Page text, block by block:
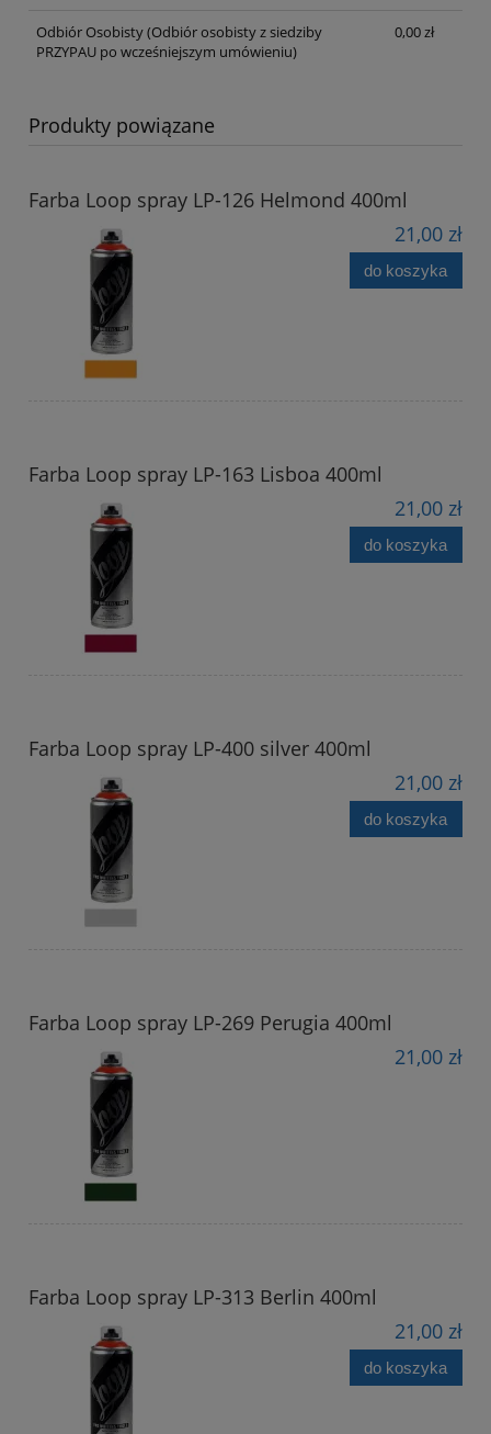
Odbiór Osobisty(Odbiór osobisty z siedziby
PRZYPAU po wcześniejszym umówieniu)
0,00 zł
Produkty powiązane
Farba Loop spray LP-126 Helmond 400ml
21,00 zł
do koszyka
Farba Loop spray LP-163 Lisboa 400ml
21,00 zł
do koszyka
Farba Loop spray LP-400 silver 400ml
21,00 zł
do koszyka
Farba Loop spray LP-269 Perugia 400ml
21,00 zł
Farba Loop spray LP-313 Berlin 400ml
21,00 zł
do koszyka